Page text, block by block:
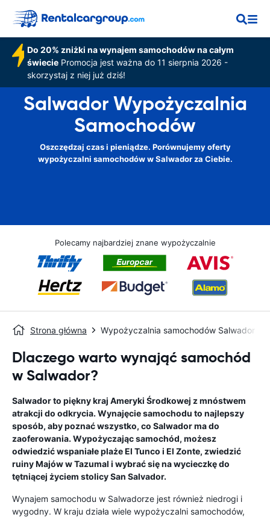
Do 20% zniżki na wynajem samochodów na całym
świeciePromocja jest ważna do 11 sierpnia 2026 -
skorzystaj z niej już dziś!
Salwador Wypożyczalnia
Samochodów
Oszczędzaj czas i pieniądze. Porównujemy oferty
wypożyczalni samochodów w Salwador za Ciebie.
Polecamy najbardziej znane wypożyczalnie
Strona główna Wypożyczalnia samochodów Salwador
Dlaczego warto wynająć samochód
w Salwador?
Salwador to piękny kraj Ameryki Środkowej z mnóstwem
atrakcji do odkrycia. Wynajęcie samochodu to najlepszy
sposób, aby poznać wszystko, co Salwador ma do
zaoferowania. Wypożyczając samochód, możesz
odwiedzić wspaniałe plaże El Tunco i El Zonte, zwiedzić
ruiny Majów w Tazumal i wybrać się na wycieczkę do
tętniącej życiem stolicy San Salvador.
Wynajem samochodu w Salwadorze jest również niedrogi i
wygodny. W kraju działa wiele wypożyczalni samochodów,